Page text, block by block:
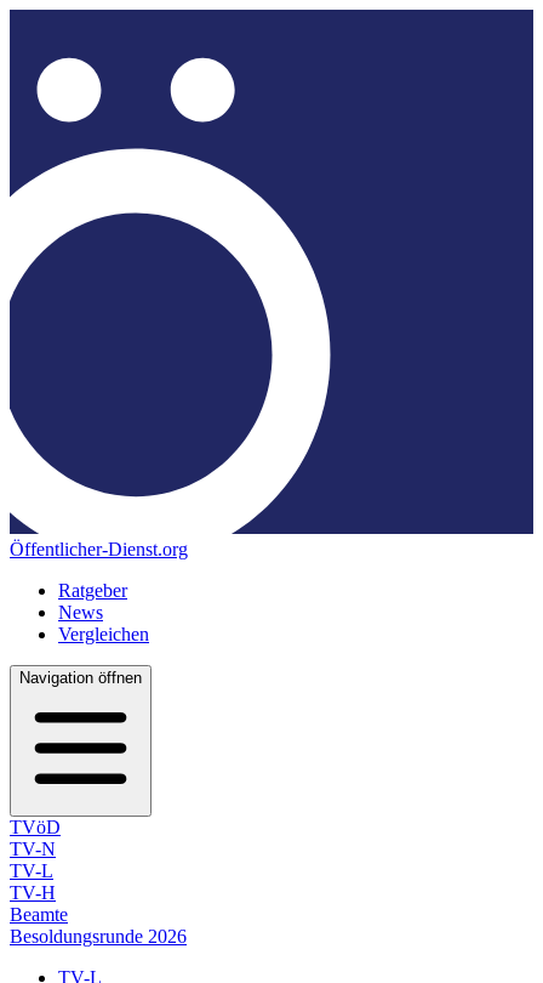
Öffentlicher-Dienst.org
Ratgeber
News
Vergleichen
Navigation öffnen
TVöD
TV-N
TV-L
TV-H
Beamte
Besoldungsrunde 2026
TV-L